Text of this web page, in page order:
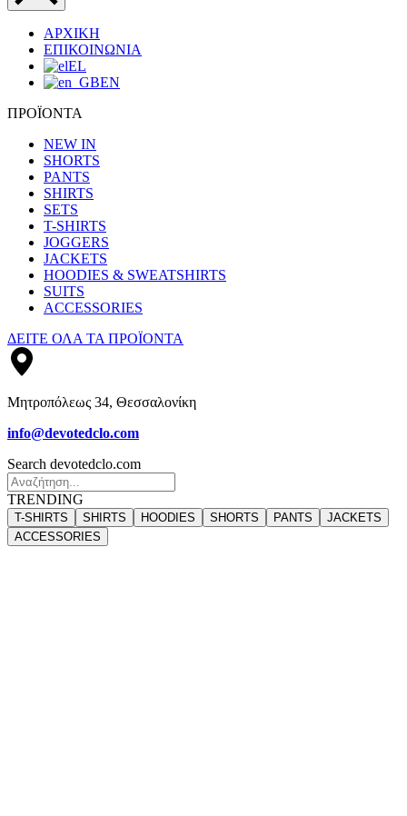
ΑΡΧΙΚΗ
ΕΠΙΚΟΙΝΩΝΙΑ
EL
EN
ΠΡΟΪΟΝΤΑ
NEW IN
SHORTS
PANTS
SHIRTS
SETS
T-SHIRTS
JOGGERS
JACKETS
HOODIES & SWEATSHIRTS
SUITS
ACCESSORIES
ΔΕΙΤΕ ΟΛΑ ΤΑ ΠΡΟΪΟΝΤΑ
Μητροπόλεως 34, Θεσσαλονίκη
info@devotedclo.com
Search devotedclo.com
TRENDING
T-SHIRTS SHIRTS HOODIES SHORTS PANTS
JACKETS
ACCESSORIES